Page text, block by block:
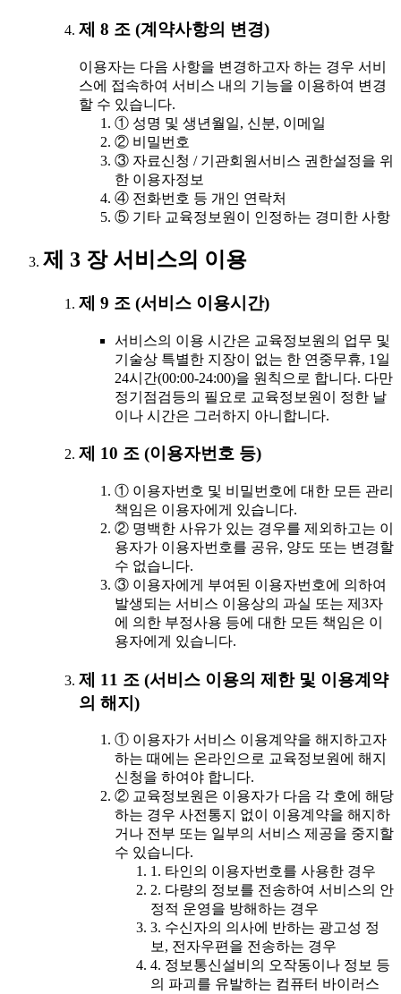
제 8 조 (계약사항의 변경)
이용자는 다음 사항을 변경하고자 하는 경우 서비
스에 접속하여 서비스 내의 기능을 이용하여 변경
할 수 있습니다.
① 성명 및 생년월일, 신분, 이메일
② 비밀번호
③ 자료신청 / 기관회원서비스 권한설정을 위
한 이용자정보
④ 전화번호 등 개인 연락처
⑤ 기타 교육정보원이 인정하는 경미한 사항
제 3 장 서비스의 이용
제 9 조 (서비스 이용시간)
서비스의 이용 시간은 교육정보원의 업무 및
기술상 특별한 지장이 없는 한 연중무휴, 1일
24시간(00:00-24:00)을 원칙으로 합니다. 다만
정기점검등의 필요로 교육정보원이 정한 날
이나 시간은 그러하지 아니합니다.
제 10 조 (이용자번호 등)
① 이용자번호 및 비밀번호에 대한 모든 관리
책임은 이용자에게 있습니다.
② 명백한 사유가 있는 경우를 제외하고는 이
용자가 이용자번호를 공유, 양도 또는 변경할
수 없습니다.
③ 이용자에게 부여된 이용자번호에 의하여
발생되는 서비스 이용상의 과실 또는 제3자
에 의한 부정사용 등에 대한 모든 책임은 이
용자에게 있습니다.
제 11 조 (서비스 이용의 제한 및 이용계약
의 해지)
① 이용자가 서비스 이용계약을 해지하고자
하는 때에는 온라인으로 교육정보원에 해지
신청을 하여야 합니다.
② 교육정보원은 이용자가 다음 각 호에 해당
하는 경우 사전통지 없이 이용계약을 해지하
거나 전부 또는 일부의 서비스 제공을 중지할
수 있습니다.
1. 타인의 이용자번호를 사용한 경우
2. 다량의 정보를 전송하여 서비스의 안
정적 운영을 방해하는 경우
3. 수신자의 의사에 반하는 광고성 정
보, 전자우편을 전송하는 경우
4. 정보통신설비의 오작동이나 정보 등
의 파괴를 유발하는 컴퓨터 바이러스